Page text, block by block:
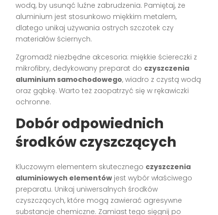
wodą, by usunąć luźne zabrudzenia. Pamiętaj, że
aluminium jest stosunkowo miękkim metalem,
dlatego unikaj używania ostrych szczotek czy
materiałów ściernych.
Zgromadź niezbędne akcesoria: miękkie ściereczki z
mikrofibry, dedykowany preparat do czyszczenia
aluminium samochodowego, wiadro z czystą wodą
oraz gąbkę. Warto też zaopatrzyć się w rękawiczki
ochronne.
Dobór odpowiednich
środków czyszczących
Kluczowym elementem skutecznego czyszczenia
aluminiowych elementów jest wybór właściwego
preparatu. Unikaj uniwersalnych środków
czyszczących, które mogą zawierać agresywne
substancje chemiczne. Zamiast tego sięgnij po